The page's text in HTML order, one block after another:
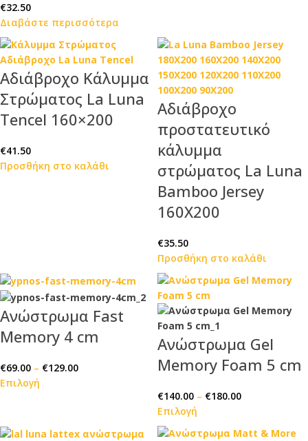
€32.50
Διαβάστε περισσότερα
Αδιάβροχο Κάλυμμα
Στρώματος La Luna
Tencel 160×200
€41.50
Προσθήκη στο καλάθι
Αδιάβροχο
προστατευτικό
κάλυμμα
στρώματος La Luna
Bamboo Jersey
160Χ200
€35.50
Προσθήκη στο καλάθι
Ανώστρωμα Fast
Memory 4 cm
€69.00 – €129.00
Επιλογή
Ανώστρωμα Gel
Memory Foam 5 cm
€140.00 – €180.00
Επιλογή